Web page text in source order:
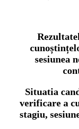
sesiunea
Situatia
verificare a
stagiu,